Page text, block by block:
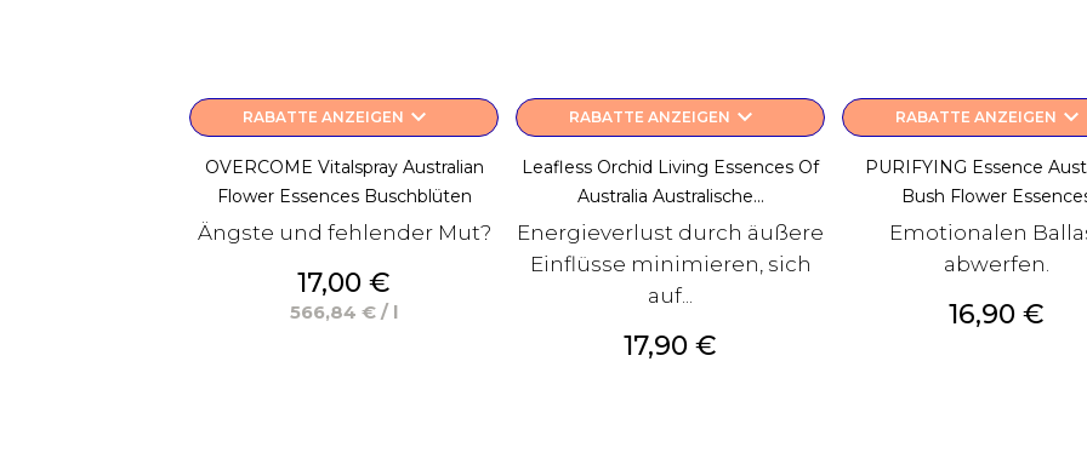
RABATTE ANZEIGEN keyboard_arrow_down
OVERCOME Vitalspray Australian
Flower Essences Buschblüten
Ängste und fehlender Mut?
Preis
17,00 €
566,84 € / l
RABATTE ANZEIGEN keyboard_arrow_down
Leafless Orchid Living Essences Of
Australia Australische...
Energieverlust durch äußere
Einflüsse minimieren, sich
auf...
Preis
17,90 €
RABATTE ANZEIGEN keyboard_arrow_down
PURIFYING Essence
Bush Flower
Emotionalen
abwerfen.
Preis
16,90 €